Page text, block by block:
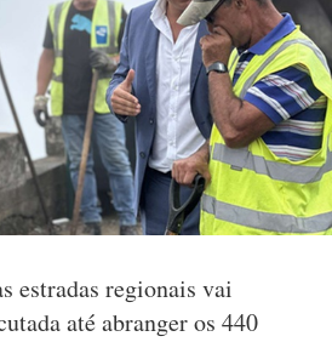
estradas regionais vai
até abranger os 440